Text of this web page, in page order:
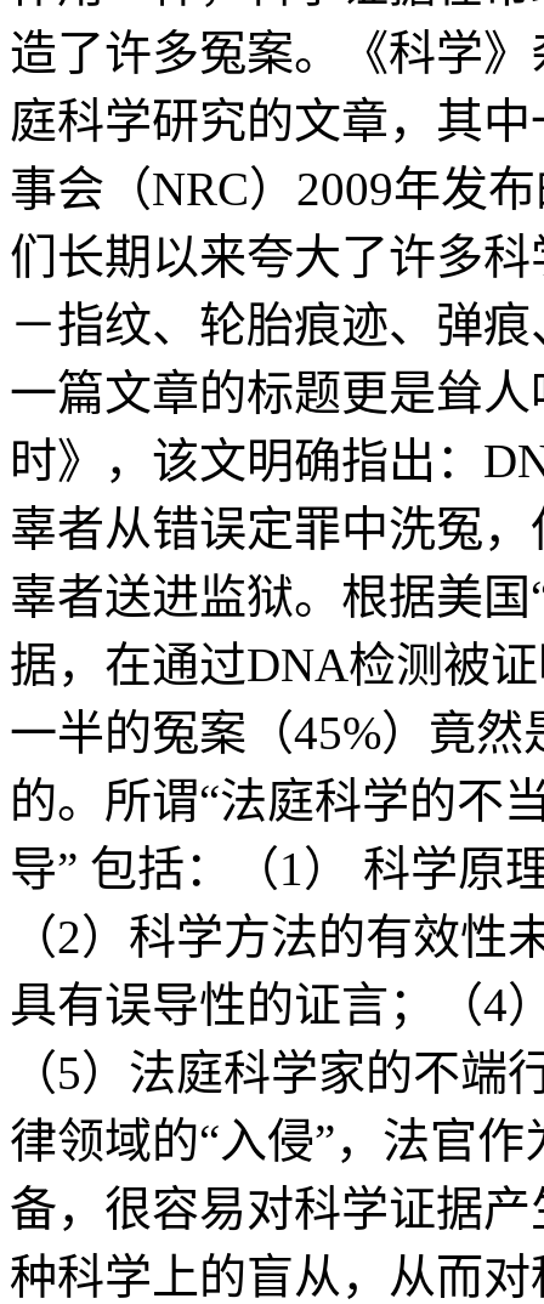
造了许多冤案。《科学
庭科学研究的文章，其
事会（NRC）2009年发
们长期以来夸大了许多
－指纹、轮胎痕迹、弹
一篇文章的标题更是耸
时》，该文明确指出：
辜者从错误定罪中洗冤
辜者送进监狱。根据美
据，在通过DNA检测被
一半的冤案（45%）竟
的。所谓“法庭科学的不
导” 包括：（1） 科学原
（2）科学方法的有效性
具有误导性的证言；（4
（5）法庭科学家的不
律领域的“入侵”，法官
备，很容易对科学证据
种科学上的盲从，从而